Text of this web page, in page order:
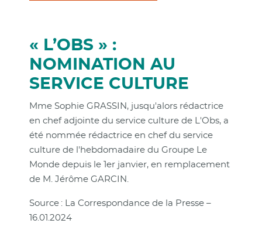
« L’OBS » :
NOMINATION AU
SERVICE CULTURE
Mme Sophie GRASSIN, jusqu'alors rédactrice
en chef adjointe du service culture de L'Obs, a
été nommée rédactrice en chef du service
culture de l'hebdomadaire du Groupe Le
Monde depuis le 1er janvier, en remplacement
de M. Jérôme GARCIN.
Source : La Correspondance de la Presse –
16.01.2024